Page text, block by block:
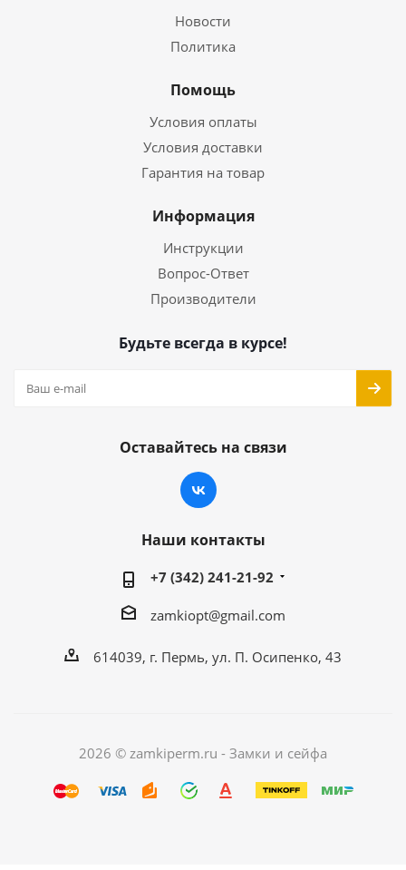
Новости
Политика
Помощь
Условия оплаты
Условия доставки
Гарантия на товар
Информация
Инструкции
Вопрос-Ответ
Производители
Будьте всегда в курсе!
Оставайтесь на связи
Наши контакты
+7 (342) 241-21-92
zamkiopt@gmail.com
614039, г. Пермь, ул. П. Осипенко, 43
2026 © zamkiperm.ru - Замки и сейфа